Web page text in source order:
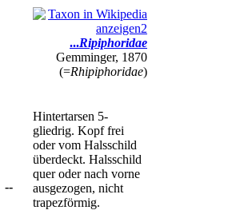
...Ripiphoridae
Gemminger, 1870
(=Rhipiphoridae)
--
Hintertarsen 5-
gliedrig. Kopf frei
oder vom Halsschild
überdeckt. Halsschild
quer oder nach vorne
ausgezogen, nicht
trapezförmig.